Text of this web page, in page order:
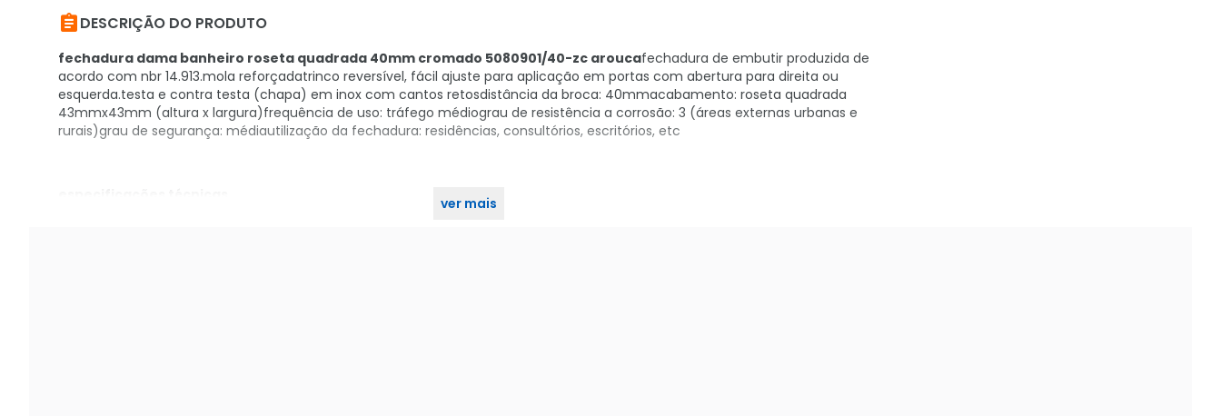
DESCRIÇÃO DO PRODUTO
fechadura dama banheiro roseta quadrada 40mm cromado 5080901/40-zc aroucafechadura de embutir produzida de
acordo com nbr 14.913.mola reforçadatrinco reversível, fácil ajuste para aplicação em portas com abertura para direita ou
esquerda.testa e contra testa (chapa) em inox com cantos retosdistância da broca: 40mmacabamento: roseta quadrada
43mmx43mm (altura x largura)frequência de uso: tráfego médiograu de resistência a corrosão: 3 (áreas externas urbanas e
rurais)grau de segurança: médiautilização da fechadura: residências, consultórios, escritórios, etc
ver mais